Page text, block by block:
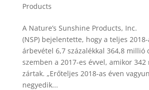
Products
A Nature’s Sunshine Products, Inc.
(NSP) bejelentette, hogy a teljes
árbevétel 6,7 százalékkal 364,8 millió
szemben a 2017-es évvel, amikor
zártak. „Erőteljes 2018-as éven
negyedik...